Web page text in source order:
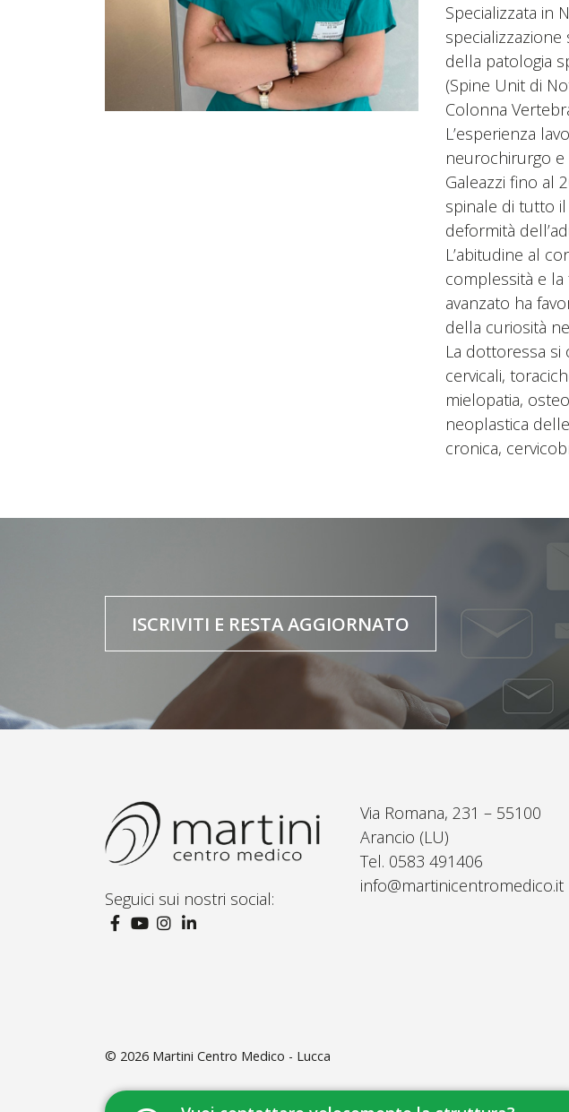
Specializzata in
della patologia
(Spine Unit di
Colonna
L’esperienza
neurochirurgo e
Galeazzi fino al
spinale di tutto
deformità
L’abitudine al
complessità e
avanzato ha
della curiosità
La dottoressa
cervicali,
mielopatia,
neoplastica
cronica,
ISCRIVITI E RESTA AGGIORNATO
Seguici sui nostri social:
Via Romana, 231 – 55100
Arancio (LU)
Tel. 0583 491406
info@martinicentromedico.it
© 2026 Martini Centro Medico - Lucca